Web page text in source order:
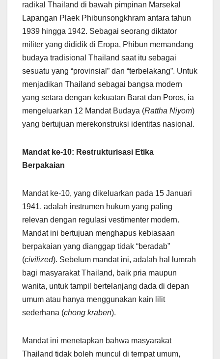
radikal Thailand di bawah pimpinan Marsekal
Lapangan Plaek Phibunsongkhram antara tahun
1939 hingga 1942. Sebagai seorang diktator
militer yang dididik di Eropa, Phibun memandang
budaya tradisional Thailand saat itu sebagai
sesuatu yang “provinsial” dan “terbelakang”. Untuk
menjadikan Thailand sebagai bangsa modern
yang setara dengan kekuatan Barat dan Poros, ia
mengeluarkan 12 Mandat Budaya (Rattha Niyom)
yang bertujuan merekonstruksi identitas nasional.
Mandat ke-10: Restrukturisasi Etika
Berpakaian
Mandat ke-10, yang dikeluarkan pada 15 Januari
1941, adalah instrumen hukum yang paling
relevan dengan regulasi vestimenter modern.
Mandat ini bertujuan menghapus kebiasaan
berpakaian yang dianggap tidak “beradab”
(civilized). Sebelum mandat ini, adalah hal lumrah
bagi masyarakat Thailand, baik pria maupun
wanita, untuk tampil bertelanjang dada di depan
umum atau hanya menggunakan kain lilit
sederhana (chong kraben).
Mandat ini menetapkan bahwa masyarakat
Thailand tidak boleh muncul di tempat umum,